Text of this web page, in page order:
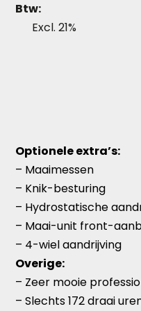
Btw:
Excl. 21%
Optionele extra’s:
– Maaimessen
– Knik-besturing
– Hydrostatische
– Maai-unit front-
– 4-wiel aandrijving
Overige:
– Zeer mooie
– Slechts 172 draai